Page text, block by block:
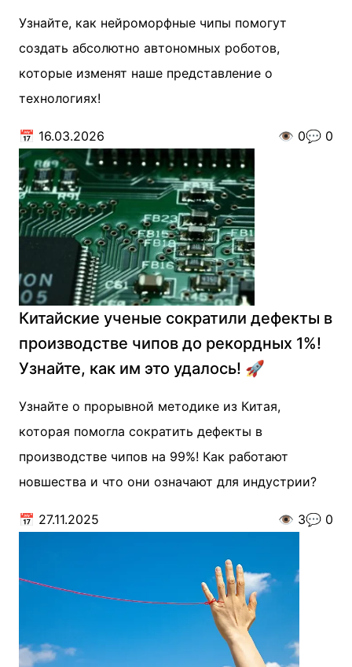
Узнайте, как нейроморфные чипы помогут
создать абсолютно автономных роботов,
которые изменят наше представление о
технологиях!
📅 16.03.2026 👁️ 0💬 0
Китайские ученые сократили дефекты в
производстве чипов до рекордных 1%!
Узнайте, как им это удалось! 🚀
Узнайте о прорывной методике из Китая,
которая помогла сократить дефекты в
производстве чипов на 99%! Как работают
новшества и что они означают для индустрии?
📅 27.11.2025 👁️ 3💬 0